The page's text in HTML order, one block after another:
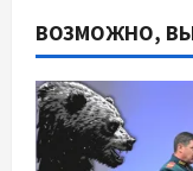
ВОЗМОЖНО,